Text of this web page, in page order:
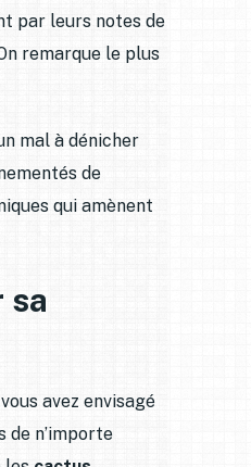
par leurs notes de
remarque le plus
mal à dénicher
de
qui amènent
sa
avez envisagé
de n’importe